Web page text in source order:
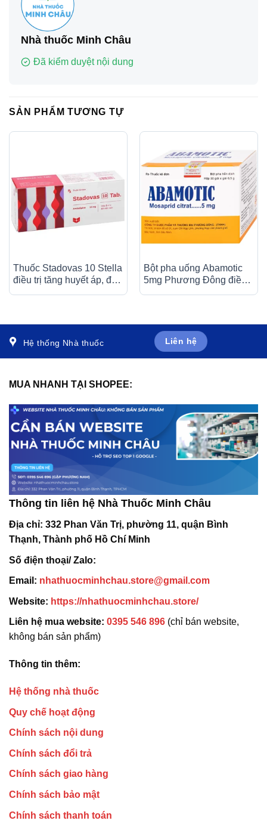
Nhà thuốc Minh Châu
Đã kiểm duyệt nội dung
SẢN PHẨM TƯƠNG TỰ
Thuốc Stadovas 10 Stella
điều trị tăng huyết áp, đau
Bột pha uống Abamotic
5mg Phương Đông điều
Hệ thống Nhà thuốc Liên hệ
MUA NHANH TẠI SHOPEE:
Thông tin liên hệ Nhà Thuốc Minh Châu
Địa chỉ: 332 Phan Văn Trị, phường 11, quận Bình
Thạnh, Thành phố Hồ Chí Minh
Số điện thoại/ Zalo:
Email: nhathuocminhchau.store@gmail.com
Website: https://nhathuocminhchau.store/
Liên hệ mua website: 0395 546 896 (chỉ bán website,
không bán sản phẩm)
Thông tin thêm:
Hệ thống nhà thuốc
Quy chế hoạt động
Chính sách nội dung
Chính sách đổi trả
Chính sách giao hàng
Chính sách bảo mật
Chính sách thanh toán